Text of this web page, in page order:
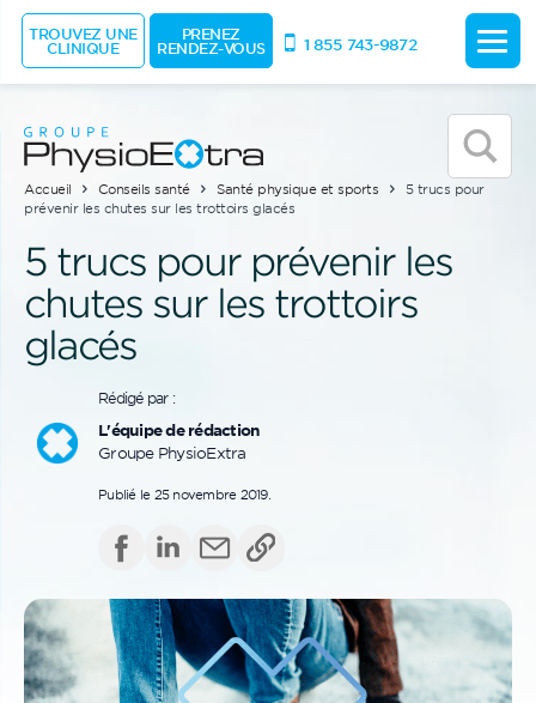
Accueil Conseils santé Santé physique et sports
5 trucs pour
prévenir les chutes sur les trottoirs glacés
5 trucs pour prévenir les
chutes sur les trottoirs
glacés
Rédigé par :
L'équipe de rédaction
Groupe PhysioExtra
Publié le 25 novembre 2019.
TROUVEZ UNE
CLINIQUE
PRENEZ
RENDEZ-VOUS 1 855 743-9872